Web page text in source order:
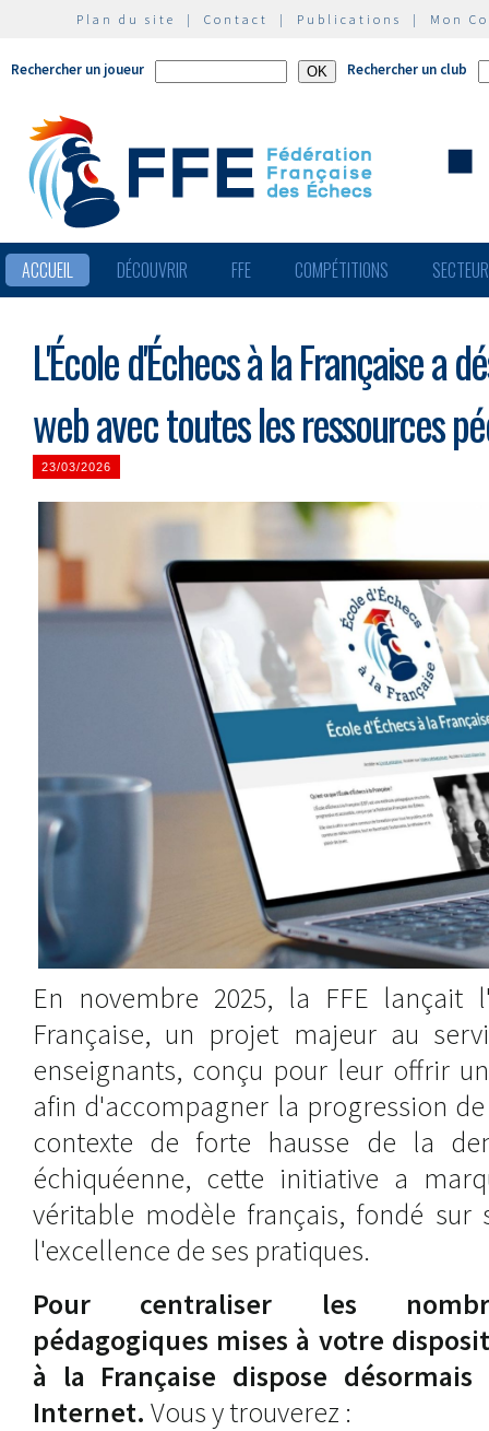
Plan du site | Contact | Publications | Mon
Rechercher un joueur Rechercher un club
ACCUEIL DÉCOUVRIR FFE COMPÉTITIONS
L'École d'Échecs à la Française a
web avec toutes les ressources
23/03/2026
En novembre 2025, la FFE lançait
Française, un projet majeur au
enseignants, conçu pour leur offrir
afin d'accompagner la progression
contexte de forte hausse de la
échiquéenne, cette initiative a
véritable modèle français, fondé sur
l'excellence de ses pratiques.
Pour centraliser les
pédagogiques mises à votre
à la Française dispose
Internet. Vous y trouverez :